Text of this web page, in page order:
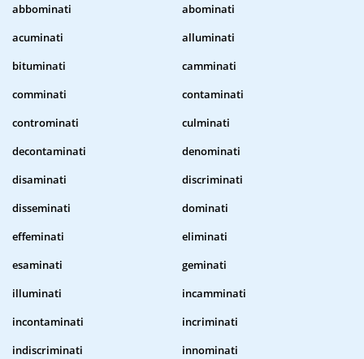
abbominati
abominati
acuminati
alluminati
bituminati
camminati
comminati
contaminati
controminati
culminati
decontaminati
denominati
disaminati
discriminati
disseminati
dominati
effeminati
eliminati
esaminati
geminati
illuminati
incamminati
incontaminati
incriminati
indiscriminati
innominati